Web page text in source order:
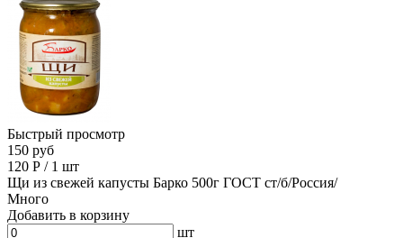
Быстрый просмотр
150 руб
120 Р / 1 шт
Щи из свежей капусты Барко 500г ГОСТ ст/б/Россия/
Много
Добавить в корзину
шт